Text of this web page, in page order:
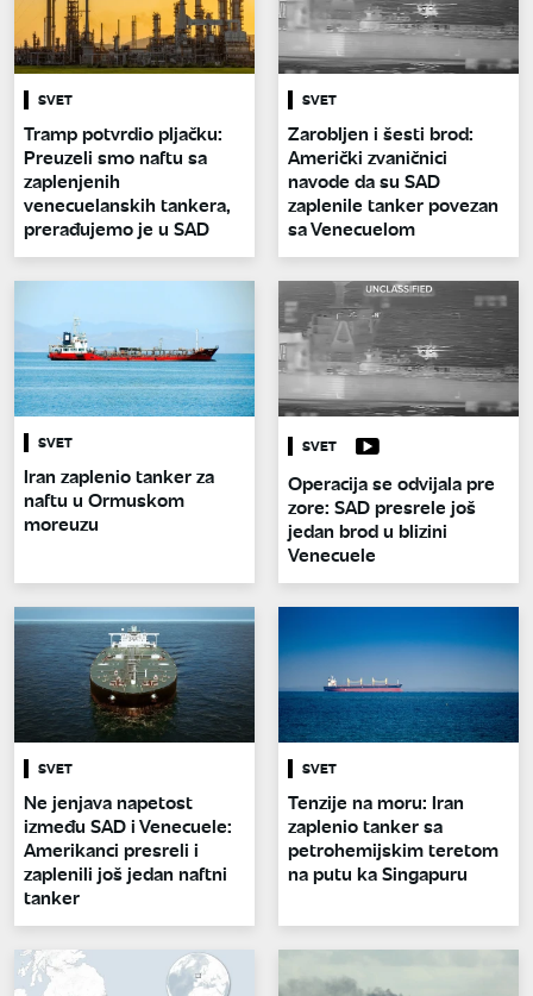
SVET
Tramp potvrdio pljačku:
Preuzeli smo naftu sa
zaplenjenih
venecuelanskih tankera,
prerađujemo je u SAD
SVET
Zarobljen i šesti brod:
Američki zvaničnici
navode da su SAD
zaplenile tanker povezan
sa Venecuelom
SVET
Iran zaplenio tanker za
naftu u Ormuskom
moreuzu
SVET
Operacija se odvijala pre
zore: SAD presrele još
jedan brod u blizini
Venecuele
SVET
Ne jenjava napetost
između SAD i Venecuele:
Amerikanci presreli i
zaplenili još jedan naftni
tanker
SVET
Tenzije na moru: Iran
zaplenio tanker sa
petrohemijskim teretom
na putu ka Singapuru